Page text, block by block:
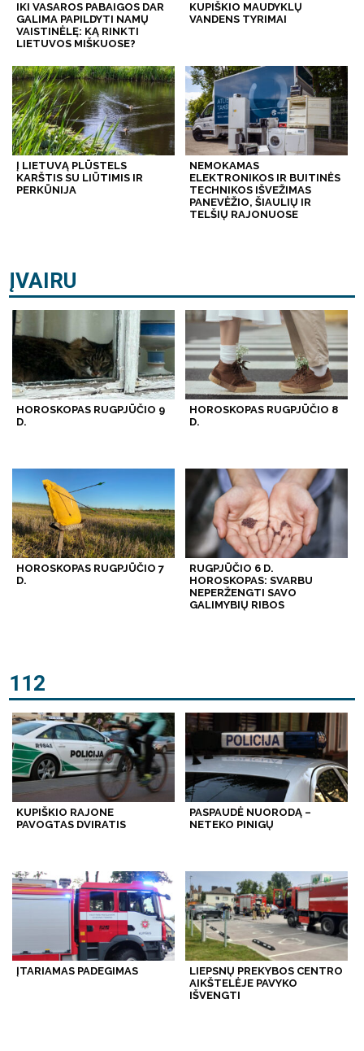
IKI VASAROS PABAIGOS DAR
GALIMA PAPILDYTI NAMŲ
VAISTINĖLĘ: KĄ RINKTI
LIETUVOS MIŠKUOSE?
KUPIŠKIO MAUDYKLŲ
VANDENS TYRIMAI
Į LIETUVĄ PLŪSTELS
KARŠTIS SU LIŪTIMIS IR
PERKŪNIJA
NEMOKAMAS
ELEKTRONIKOS IR BUITINĖS
TECHNIKOS IŠVEŽIMAS
PANEVĖŽIO, ŠIAULIŲ IR
TELŠIŲ RAJONUOSE
ĮVAIRU
HOROSKOPAS RUGPJŪČIO 9
D.
HOROSKOPAS RUGPJŪČIO 8
D.
HOROSKOPAS RUGPJŪČIO 7
D.
RUGPJŪČIO 6 D.
HOROSKOPAS: SVARBU
NEPERŽENGTI SAVO
GALIMYBIŲ RIBOS
112
KUPIŠKIO RAJONE
PAVOGTAS DVIRATIS
PASPAUDĖ NUORODĄ –
NETEKO PINIGŲ
ĮTARIAMAS PADEGIMAS
LIEPSNŲ PREKYBOS CENTRO
AIKŠTELĖJE PAVYKO
IŠVENGTI